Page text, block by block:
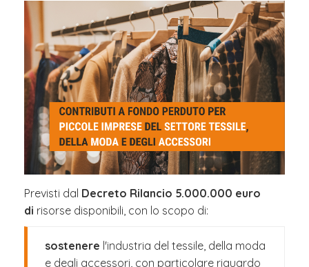
Previsti dal Decreto Rilancio 5.000.000 euro
di risorse disponibili, con lo scopo di:
sostenere l'industria del tessile, della moda
e degli accessori, con particolare riguardo